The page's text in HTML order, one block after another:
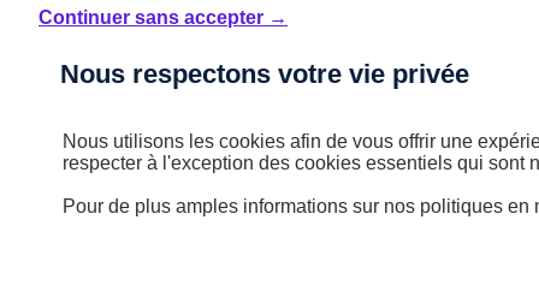
Continuer sans accepter →
Nous respectons votre vie privée
Nous utilisons les cookies afin de vous offrir une
respecter à l'exception des cookies essentiels qui sont
Pour de plus amples informations sur nos politiques